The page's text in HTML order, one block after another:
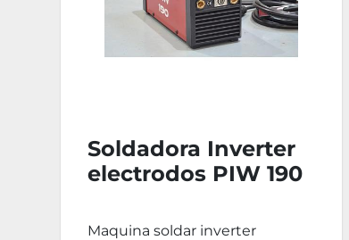
Soldadora Inverter
electrodos PIW 190
Maquina soldar inverter